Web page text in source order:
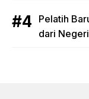
Pelatih
dari